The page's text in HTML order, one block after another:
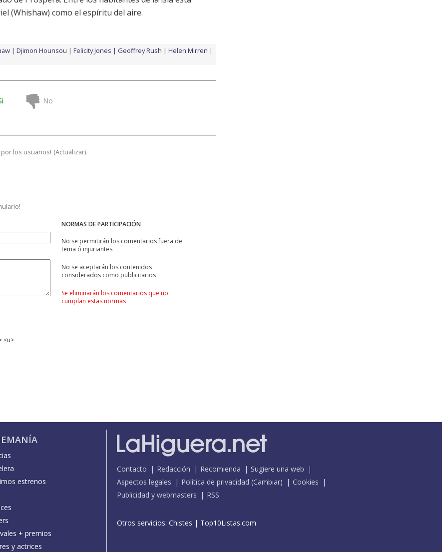
(Whishaw) como el espíritu del aire.
Djimon Hounsou Felicity Jones Geoffrey Rush
Helen Mirren
No
los usuarios! (Actualizar)
NORMAS DE PARTICIPACIÓN
No se permitirán los comentarios fuera de
tema ó injuriantes
No se aceptarán los contenidos
considerados como publicitarios
Se eliminarán los comentarios que no
cumplan estas normas
<u>
estrenos
+ premios
y actrices
Contacto Redacción Recomienda
Sugiere una web
Aspectos legales
Política de privacidad (Cambiar)
Cookies
Publicidad y webmasters
RSS
Otros servicios: Chistes | Top10Listas.com